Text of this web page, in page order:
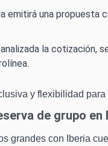
emitirá una propuesta
analizada la cotización,
y flexibilidad
de grupo en
grandes con Iberia